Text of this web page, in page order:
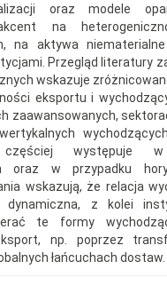
oraz modele
na
na aktywa
Przegląd literatury
wskazuje
eksportu i
zaawansowanych,
występuje w
oraz w przypadku
wskazują, że relacja
z kolei
te formy
np. poprzez
łańcuchach dostaw.